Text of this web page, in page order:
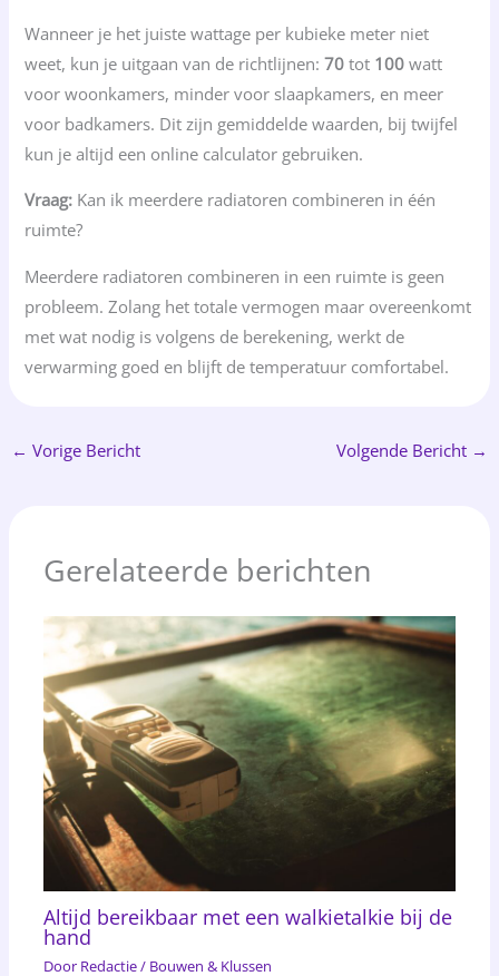
Wanneer je het juiste wattage per kubieke meter niet
weet, kun je uitgaan van de richtlijnen:70 tot 100 watt
voor woonkamers, minder voor slaapkamers, en meer
voor badkamers. Dit zijn gemiddelde waarden, bij twijfel
kun je altijd een online calculator gebruiken.
Vraag: Kan ik meerdere radiatoren combineren in één
ruimte?
Meerdere radiatoren combineren in een ruimte is geen
probleem. Zolang het totale vermogen maar overeenkomt
met wat nodig is volgens de berekening, werkt de
verwarming goed en blijft de temperatuur comfortabel.
← Vorige Bericht Volgende Bericht →
Gerelateerde berichten
Altijd bereikbaar met een walkietalkie bij de
hand
Door Redactie/ Bouwen & Klussen